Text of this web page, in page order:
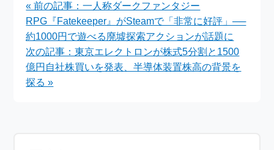
事業取得完了
« 前の記事：一人称ダークファンタジー
RPG『Fatekeeper』がSteamで「非常に好評」──
約1000円で遊べる廃墟探索アクションが話題に
次の記事：東京エレクトロンが株式5分割と1500
億円自社株買いを発表、半導体装置株高の背景を
探る »